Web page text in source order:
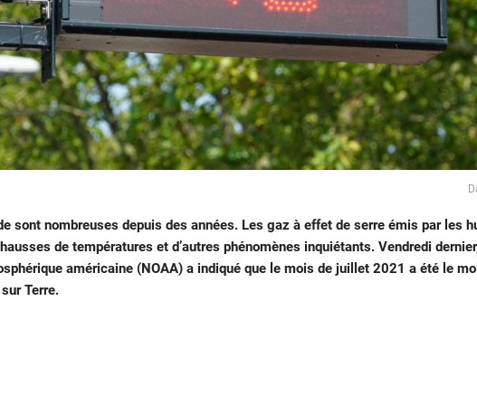
sont nombreuses depuis des années. Les gaz à effet de serre émis par les
de températures et d’autres phénomènes inquiétants. Vendredi
américaine (NOAA) a indiqué que le mois de juillet 2021 a été le
Terre.